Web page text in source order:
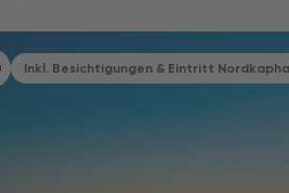
Inkl. Besichtigungen & Eintritt